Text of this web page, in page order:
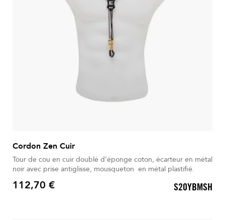
Cordon Zen Cuir
Tour de cou en cuir doublé d’éponge coton, écarteur en métal
noir avec prise antiglisse, mousqueton en métal plastifié.
Prix
112,70 € S20YBMSH